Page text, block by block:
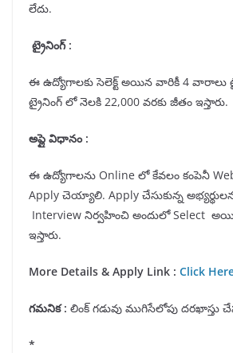
లేదు.
ట్రైనింగ్ :
ఈ ఉద్యోగాలకు సెలెక్ట్ అయిన వారికీ 4 వారాలు
ట్రైనింగ్ లో నెలకి 22,000 వరకు జీతం ఇస్తారు.
అప్లై విధానం :
ఈ ఉద్యోగాలను Online లో కేవలం కంపెనీ
Apply చెయ్యాలి. Apply చేసుకున్న
Interview నిర్వహించి అందులో Select
ఇస్తారు.
More Details & Apply Link : Click
గమనిక: లింక్ గడువు ముగిసేలోపు దరఖాస్తు
*